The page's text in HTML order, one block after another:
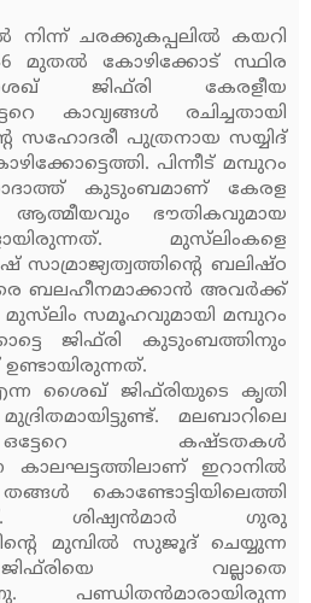
നിന്ന് ചരക്കുകപ്പലില്‍ കയറി
മുതല്‍ കോഴിക്കോട് സ്ഥിര
ജിഫ്‌രി കേരളീയ
കാവ്യങ്ങള്‍ രചിച്ചതായി
സഹോദരീ പുത്രനായ സയ്യിദ്
പിന്നീട് മമ്പുറം
കുടുംബമാണ് കേരള
ഭൗതികവുമായ
മുസ്‌ലിംകളെ
സാമ്രാജ്യത്വത്തിന്റെ ബലിഷ്ഠ
ബലഹീനമാക്കാന്‍ അവര്‍ക്ക്
മുസ്‌ലിം സമൂഹവുമായി മമ്പുറം
ജിഫ്‌രി കുടുംബത്തിനും
ശൈഖ് ജിഫ്‌രിയുടെ കൃതി
മലബാറിലെ
കഷ്ടതകള്‍
കാലഘട്ടത്തിലാണ് ഇറാനില്‍
കൊണ്ടോട്ടിയിലെത്തി
ശിഷ്യന്‍മാര്‍ ഗുരു
മുമ്പില്‍ സുജൂദ് ചെയ്യുന്ന
വല്ലാതെ
പണ്ഡിതന്‍മാരായിരുന്ന